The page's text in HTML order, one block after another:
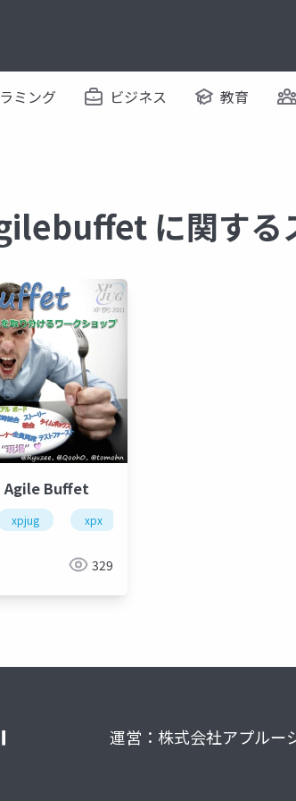
ミング ビジネス 教育
に関する
Agile Buffet
xpjug xpx
329
運営：株式会社アプルー